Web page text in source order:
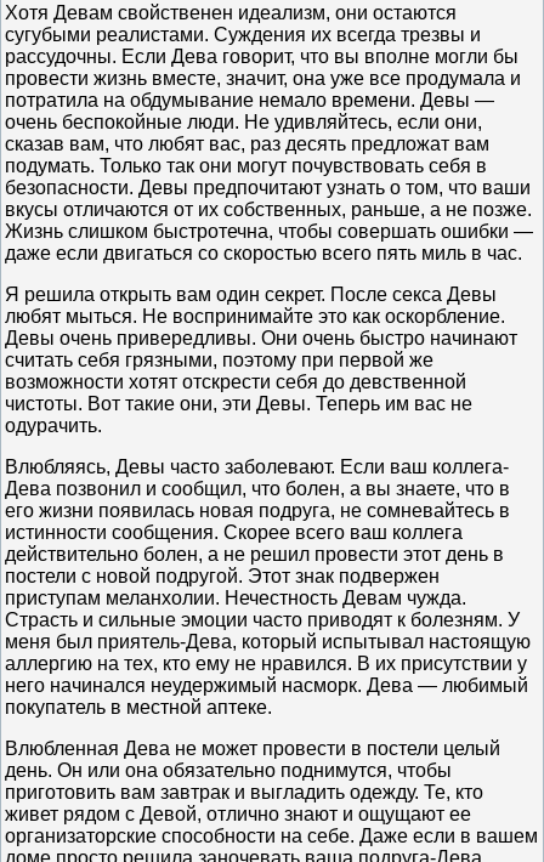
Хотя Девам свойственен идеализм, они остаются
сугубыми реалистами. Суждения их всегда трезвы и
рассудочны. Если Дева говорит, что вы вполне могли бы
провести жизнь вместе, значит, она уже все продумала и
потратила на обдумывание немало времени. Девы —
очень беспокойные люди. Не удивляйтесь, если они,
сказав вам, что любят вас, раз десять предложат вам
подумать. Только так они могут почувствовать себя в
безопасности. Девы предпочитают узнать о том, что ваши
вкусы отличаются от их собственных, раньше, а не позже.
Жизнь слишком быстротечна, чтобы совершать ошибки —
даже если двигаться со скоростью всего пять миль в час.
Я решила открыть вам один секрет. После секса Девы
любят мыться. Не воспринимайте это как оскорбление.
Девы очень привередливы. Они очень быстро начинают
считать себя грязными, поэтому при первой же
возможности хотят отскрести себя до девственной
чистоты. Вот такие они, эти Девы. Теперь им вас не
одурачить.
Влюбляясь, Девы часто заболевают. Если ваш коллега-
Дева позвонил и сообщил, что болен, а вы знаете, что в
его жизни появилась новая подруга, не сомневайтесь в
истинности сообщения. Скорее всего ваш коллега
действительно болен, а не решил провести этот день в
постели с новой подругой. Этот знак подвержен
приступам меланхолии. Нечестность Девам чужда.
Страсть и сильные эмоции часто приводят к болезням. У
меня был приятель-Дева, который испытывал настоящую
аллергию на тех, кто ему не нравился. В их присутствии у
него начинался неудержимый насморк. Дева — любимый
покупатель в местной аптеке.
Влюбленная Дева не может провести в постели целый
день. Он или она обязательно поднимутся, чтобы
приготовить вам завтрак и выгладить одежду. Те, кто
живет рядом с Девой, отлично знают и ощущают ее
организаторские способности на себе. Даже если в вашем
доме просто решила заночевать ваша подруга-Дева,